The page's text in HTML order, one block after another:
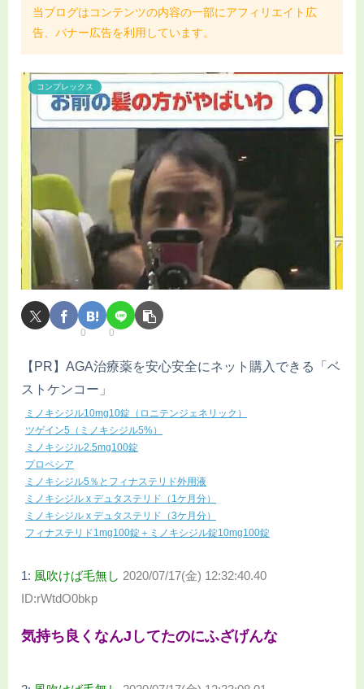
当ブログはコンテンツの内容の一部にアフィリエイト広
告、バナー広告を利用しています。
コンプレックス
0 0
【PR】AGA治療薬を安心安全にネット購入できる「ベ
ストケンコー」
ミノキシジル10mg10錠（ロニテンジェネリック）
ツゲイン5（ミノキシジル5%）
ミノキシジル2.5mg100錠
プロペシア
ミノキシジル5％とフィナステリド外用液
ミノキシジル x デュタステリド（1ケ月分）
ミノキシジル x デュタステリド（3ケ月分）
フィナステリド1mg100錠＋ミノキシジル錠10mg100錠
1: 風吹けば毛無し 2020/07/17(金) 12:32:40.40
ID:rWtdO0bkp
気持ち良くなんJしてたのにふざげんな